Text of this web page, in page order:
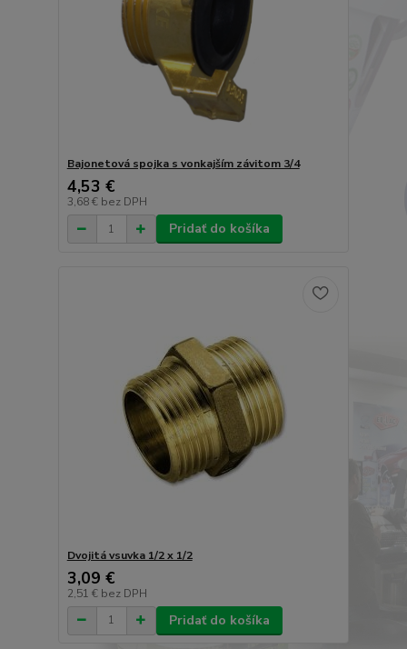
Bajonetová spojka s vonkajším závitom 3/4
4,53 €
3,68 € bez DPH
Pridať do košíka
Dvojitá vsuvka 1/2 x 1/2
3,09 €
2,51 € bez DPH
Pridať do košíka